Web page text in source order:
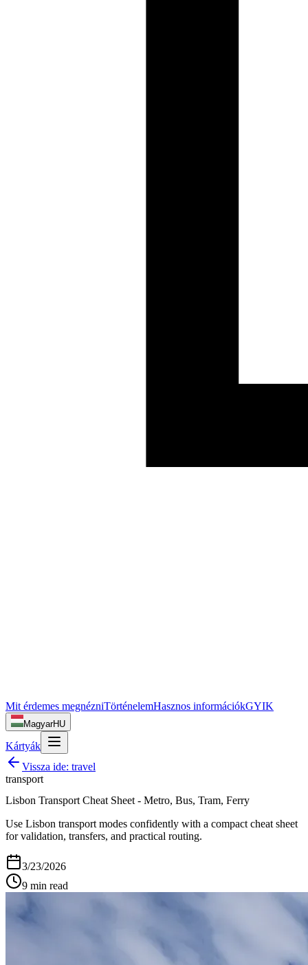
Mit érdemes megnézniTörténelemHasznos információkGYIK
MagyarHU
Kártyák
Vissza ide: travel
transport
Lisbon Transport Cheat Sheet - Metro, Bus, Tram, Ferry
Use Lisbon transport modes confidently with a compact cheat sheet
for validation, transfers, and practical routing.
3/23/2026
9 min read